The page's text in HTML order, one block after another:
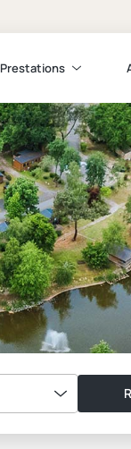
Prestations